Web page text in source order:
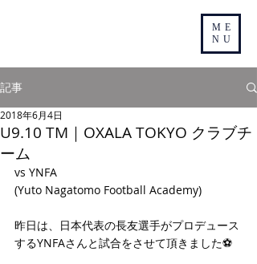
ME
NU
記事
U9.10 TM｜OXALA TOKYO クラブチ
ーム
2018年6月4日
vs YNFA
(Yuto Nagatomo Football Academy)
昨日は、日本代表の長友選手がプロデュース
するYNFAさんと試合をさせて頂きました⚽️